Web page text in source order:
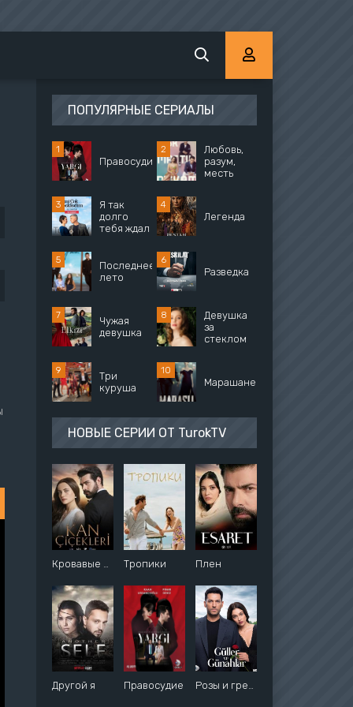
ПОПУЛЯРНЫЕ СЕРИАЛЫ
Правосудие
Любовь,
разум,
месть
Я так
долго
тебя ждал
Легенда
Последнее
лето
Разведка
Чужая
девушка
Девушка
за
стеклом
Три
куруша
Марашанец
НОВЫЕ СЕРИИ ОТ TurokTV
Кровавые цветы Тропики Плен
Другой я Правосудие Розы и грехи